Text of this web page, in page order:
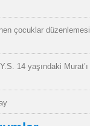
çocuklar düzenlemesi
14 yaşındaki Murat’ı